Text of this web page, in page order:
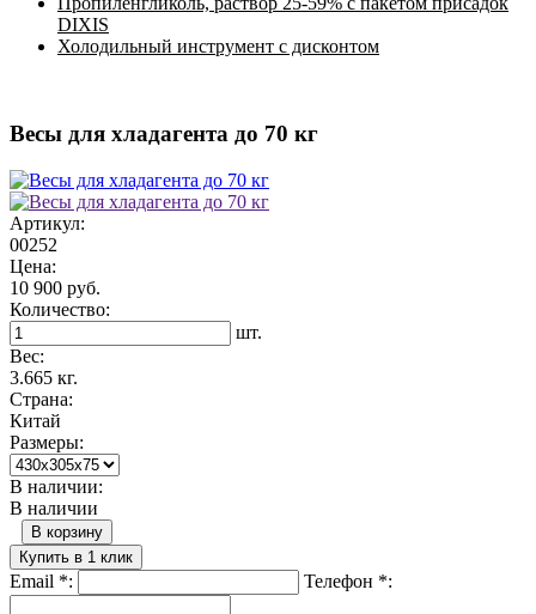
DIXIS
Холодильный инструмент с дисконтом
Весы для хладагента до 70 кг
Артикул:
00252
Цена:
10 900 руб.
Количество:
шт.
Вес:
3.665 кг.
Страна:
Китай
Размеры:
В наличии:
В наличии
В корзину
Купить в 1 клик
Email *: Телефон *: